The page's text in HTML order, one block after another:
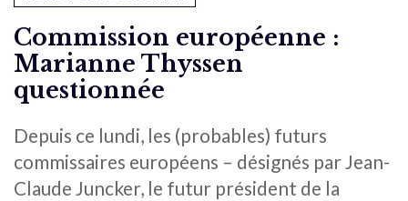
Commission européenne :
Marianne Thyssen
questionnée
Depuis ce lundi, les (probables) futurs
commissaires européens – désignés par Jean-
Claude Juncker, le futur président de la